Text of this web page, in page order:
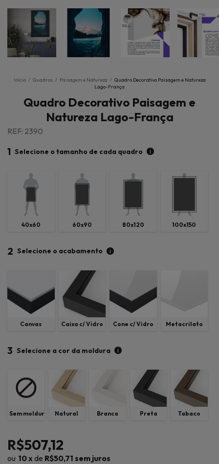
Início / Quadros / Paisagem e Natureza / Quadro Decorativo Paisagem e Natureza
Lago-França
Quadro Decorativo Paisagem e
Natureza Lago-França
REF: 2390
1 Selecione o tamanho de cada quadro i
40x60 60x90 80x120 100x150
2 Selecione o acabamento i
Canvas Caixa c/ Vidro Cone c/ Vidro Metacrilato
3 Selecione a cor da moldura i
Sem moldura Natural Branca Preta Tabaco
R$507,12
10x de R$50,71 sem juros